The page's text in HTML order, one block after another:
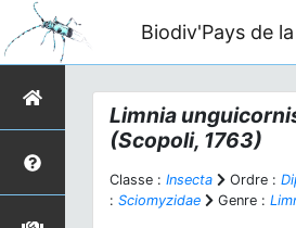
Biodiv'Pays de
Limnia
(Scopoli, 1763)
Classe : Insecta Ordre :
: Sciomyzidae Genre :